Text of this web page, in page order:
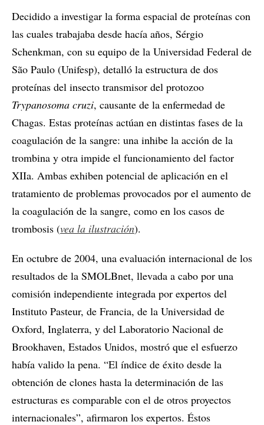
Decidido a investigar la forma espacial de proteínas con
las cuales trabajaba desde hacía años, Sérgio
Schenkman, con su equipo de la Universidad Federal de
São Paulo (Unifesp), detalló la estructura de dos
proteínas del insecto transmisor del protozoo
Trypanosoma cruzi, causante de la enfermedad de
Chagas. Estas proteínas actúan en distintas fases de la
coagulación de la sangre: una inhibe la acción de la
trombina y otra impide el funcionamiento del factor
XIIa. Ambas exhiben potencial de aplicación en el
tratamiento de problemas provocados por el aumento de
la coagulación de la sangre, como en los casos de
trombosis (vea la ilustración).
En octubre de 2004, una evaluación internacional de los
resultados de la SMOLBnet, llevada a cabo por una
comisión independiente integrada por expertos del
Instituto Pasteur, de Francia, de la Universidad de
Oxford, Inglaterra, y del Laboratorio Nacional de
Brookhaven, Estados Unidos, mostró que el esfuerzo
había valido la pena. “El índice de éxito desde la
obtención de clones hasta la determinación de las
estructuras es comparable con el de otros proyectos
internacionales”, afirmaron los expertos. Éstos